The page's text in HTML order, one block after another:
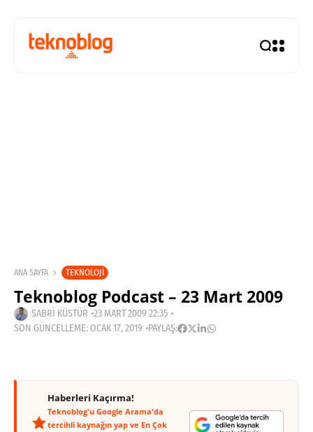
ANA SAYFA TEKNOLOJI
Teknoblog Podcast – 23 Mart 2009
SABRI KÜSTÜR 23 MART 2009 22:35
SON GÜNCELLEME: OCAK 17, 2019 PAYLAŞ:
Haberleri Kaçırma!
Teknoblog'u Google Arama'da
tercihli kaynağın yap ve En Çok